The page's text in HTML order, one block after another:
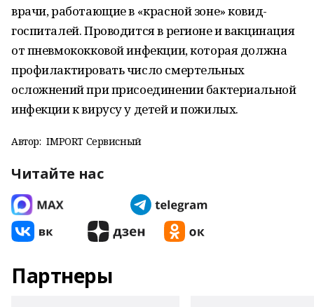
врачи, работающие в «красной зоне» ковид-
госпиталей. Проводится в регионе и вакцинация
от пневмококковой инфекции, которая должна
профилактировать число смертельных
осложнений при присоединении бактериальной
инфекции к вирусу у детей и пожилых.
Автор: IMPORT Сервисный
Читайте нас
Партнеры